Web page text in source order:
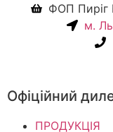
ФОП Пиріг
м.
Офіційний
ПРОДУКЦІЯ